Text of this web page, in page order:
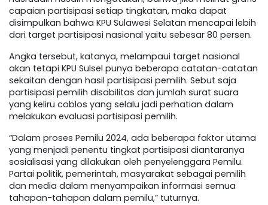
capaian partisipasi setiap tingkatan, maka dapat
disimpulkan bahwa KPU Sulawesi Selatan mencapai lebih
dari target partisipasi nasional yaitu sebesar 80 persen.
Angka tersebut, katanya, melampaui target nasional
akan tetapi KPU Sulsel punya beberapa catatan-catatan
sekaitan dengan hasil partisipasi pemilih. Sebut saja
partisipasi pemilih disabilitas dan jumlah surat suara
yang keliru coblos yang selalu jadi perhatian dalam
melakukan evaluasi partisipasi pemilih.
“Dalam proses Pemilu 2024, ada beberapa faktor utama
yang menjadi penentu tingkat partisipasi diantaranya
sosialisasi yang dilakukan oleh penyelenggara Pemilu.
Partai politik, pemerintah, masyarakat sebagai pemilih
dan media dalam menyampaikan informasi semua
tahapan-tahapan dalam pemilu,” tuturnya.